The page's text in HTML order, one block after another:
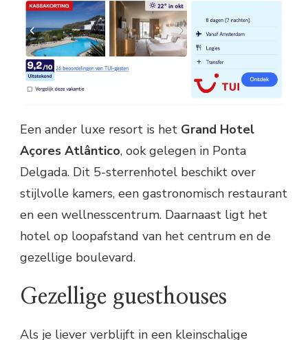
Een ander luxe resort is het Grand Hotel
Açores Atlântico, ook gelegen in Ponta
Delgada. Dit 5-sterrenhotel beschikt over
stijlvolle kamers, een gastronomisch restaurant
en een wellnesscentrum. Daarnaast ligt het
hotel op loopafstand van het centrum en de
gezellige boulevard.
Gezellige guesthouses
Als je liever verblijft in een kleinschalige